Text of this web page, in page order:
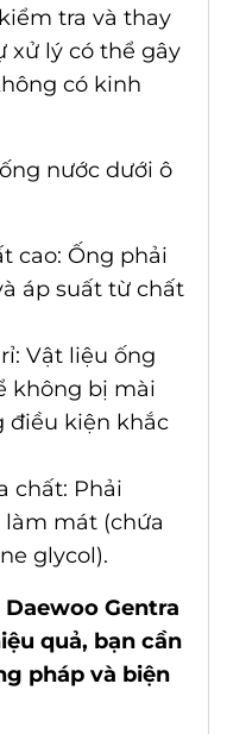
tra và thay
xử lý có thể gây
có kinh
nước dưới ô
cao: Ống phải
áp suất từ chất
Vật liệu ống
không bị mài
điều kiện khắc
chất: Phải
mát (chứa
glycol).
Gentra
quả, bạn cần
pháp và biện